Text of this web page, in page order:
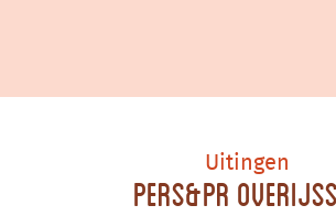
Uitingen
Pers&PR